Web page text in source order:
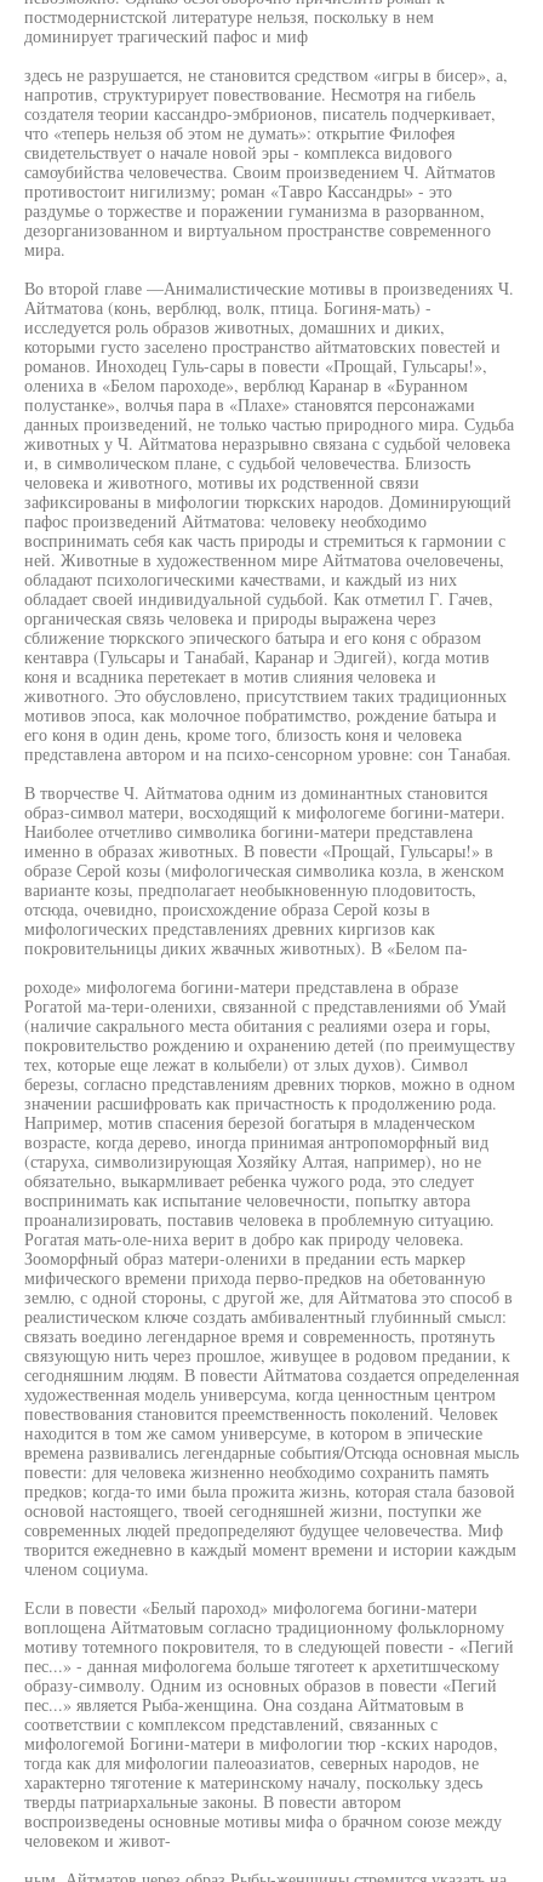
постмодернистской литературе нельзя, поскольку в нем
доминирует трагический пафос и миф
здесь не разрушается, не становится средством «игры в бисер», а,
напротив, структурирует повествование. Несмотря на гибель
создателя теории кассандро-эмбрионов, писатель подчеркивает,
что «теперь нельзя об этом не думать»: открытие Филофея
свидетельствует о начале новой эры - комплекса видового
самоубийства человечества. Своим произведением Ч. Айтматов
противостоит нигилизму; роман «Тавро Кассандры» - это
раздумье о торжестве и поражении гуманизма в разорванном,
дезорганизованном и виртуальном пространстве современного
мира.
Во второй главе —Анималистические мотивы в произведениях Ч.
Айтматова (конь, верблюд, волк, птица. Богиня-мать) -
исследуется роль образов животных, домашних и диких,
которыми густо заселено пространство айтматовских повестей и
романов. Иноходец Гуль-сары в повести «Прощай, Гульсары!»,
олениха в «Белом пароходе», верблюд Каранар в «Буранном
полустанке», волчья пара в «Плахе» становятся персонажами
данных произведений, не только частью природного мира. Судьба
животных у Ч. Айтматова неразрывно связана с судьбой человека
и, в символическом плане, с судьбой человечества. Близость
человека и животного, мотивы их родственной связи
зафиксированы в мифологии тюркских народов. Доминирующий
пафос произведений Айтматова: человеку необходимо
воспринимать себя как часть природы и стремиться к гармонии с
ней. Животные в художественном мире Айтматова очеловечены,
обладают психологическими качествами, и каждый из них
обладает своей индивидуальной судьбой. Как отметил Г. Гачев,
органическая связь человека и природы выражена через
сближение тюркского эпического батыра и его коня с образом
кентавра (Гульсары и Танабай, Каранар и Эдигей), когда мотив
коня и всадника перетекает в мотив слияния человека и
животного. Это обусловлено, присутствием таких традиционных
мотивов эпоса, как молочное побратимство, рождение батыра и
его коня в один день, кроме того, близость коня и человека
представлена автором и на психо-сенсорном уровне: сон Танабая.
В творчестве Ч. Айтматова одним из доминантных становится
образ-символ матери, восходящий к мифологеме богини-матери.
Наиболее отчетливо символика богини-матери представлена
именно в образах животных. В повести «Прощай, Гульсары!» в
образе Серой козы (мифологическая символика козла, в женском
варианте козы, предполагает необыкновенную плодовитость,
отсюда, очевидно, происхождение образа Серой козы в
мифологических представлениях древних киргизов как
покровительницы диких жвачных животных). В «Белом па-
роходе» мифологема богини-матери представлена в образе
Рогатой ма-тери-оленихи, связанной с представлениями об Умай
(наличие сакрального места обитания с реалиями озера и горы,
покровительство рождению и охранению детей (по преимуществу
тех, которые еще лежат в колыбели) от злых духов). Символ
березы, согласно представлениям древних тюрков, можно в одном
значении расшифровать как причастность к продолжению рода.
Например, мотив спасения березой богатыря в младенческом
возрасте, когда дерево, иногда принимая антропоморфный вид
(старуха, символизирующая Хозяйку Алтая, например), но не
обязательно, выкармливает ребенка чужого рода, это следует
воспринимать как испытание человечности, попытку автора
проанализировать, поставив человека в проблемную ситуацию.
Рогатая мать-оле-ниха верит в добро как природу человека.
Зооморфный образ матери-оленихи в предании есть маркер
мифического времени прихода перво-предков на обетованную
землю, с одной стороны, с другой же, для Айтматова это способ в
реалистическом ключе создать амбивалентный глубинный смысл:
связать воедино легендарное время и современность, протянуть
связующую нить через прошлое, живущее в родовом предании, к
сегодняшним людям. В повести Айтматова создается определенная
художественная модель универсума, когда ценностным центром
повествования становится преемственность поколений. Человек
находится в том же самом универсуме, в котором в эпические
времена развивались легендарные события/Отсюда основная мысль
повести: для человека жизненно необходимо сохранить память
предков; когда-то ими была прожита жизнь, которая стала базовой
основой настоящего, твоей сегодняшней жизни, поступки же
современных людей предопределяют будущее человечества. Миф
творится ежедневно в каждый момент времени и истории каждым
членом социума.
Если в повести «Белый пароход» мифологема богини-матери
воплощена Айтматовым согласно традиционному фольклорному
мотиву тотемного покровителя, то в следующей повести - «Пегий
пес...» - данная мифологема больше тяготеет к архетитшческому
образу-символу. Одним из основных образов в повести «Пегий
пес...» является Рыба-женщина. Она создана Айтматовым в
соответствии с комплексом представлений, связанных с
мифологемой Богини-матери в мифологии тюр -кских народов,
тогда как для мифологии палеоазиатов, северных народов, не
характерно тяготение к материнскому началу, поскольку здесь
тверды патриархальные законы. В повести автором
воспроизведены основные мотивы мифа о брачном союзе между
человеком и живот-